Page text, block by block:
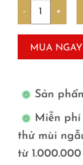
Số lượng
MUA NGAY
Sản
Miễn
thử mùi
từ 1.000.000